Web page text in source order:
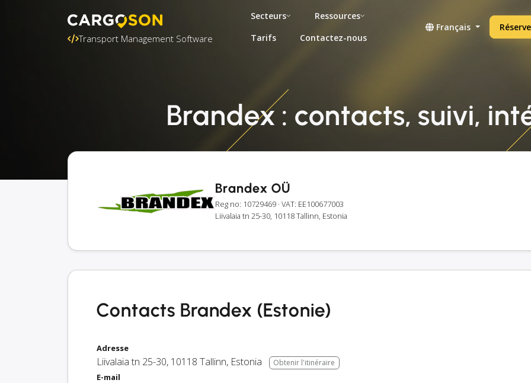
Transport Management Software
Secteurs
Ressources
Tarifs
Contactez-nous
Français
Brandex : contacts, suivi,
Brandex OÜ
Reg no: 10729469 · VAT: EE100677003
Liivalaia tn 25-30, 10118 Tallinn, Estonia
Contacts Brandex (Estonie)
Adresse
Liivalaia tn 25-30, 10118 Tallinn, Estonia Obtenir l'itinéraire
E-mail